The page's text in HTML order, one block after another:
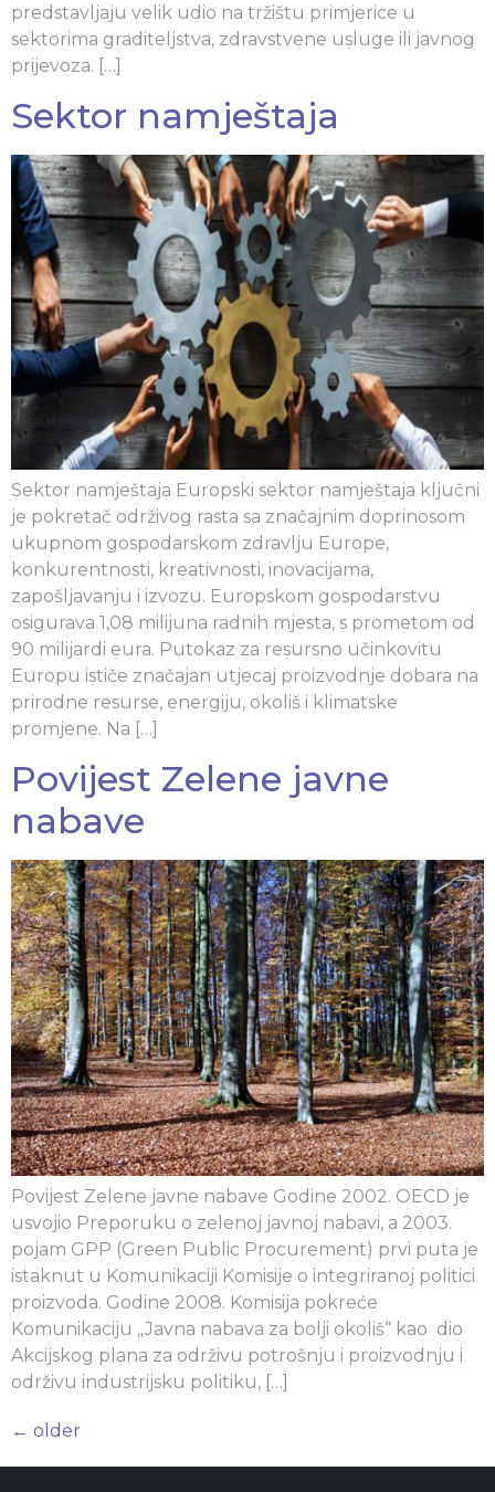
predstavljaju velik udio na tržištu primjerice u
sektorima graditeljstva, zdravstvene usluge ili javnog
prijevoza. […]
Sektor namještaja
Sektor namještaja Europski sektor namještaja ključni
je pokretač održivog rasta sa značajnim doprinosom
ukupnom gospodarskom zdravlju Europe,
konkurentnosti, kreativnosti, inovacijama,
zapošljavanju i izvozu. Europskom gospodarstvu
osigurava 1,08 milijuna radnih mjesta, s prometom od
90 milijardi eura. Putokaz za resursno učinkovitu
Europu ističe značajan utjecaj proizvodnje dobara na
prirodne resurse, energiju, okoliš i klimatske
promjene. Na […]
Povijest Zelene javne
nabave
Povijest Zelene javne nabave Godine 2002. OECD je
usvojio Preporuku o zelenoj javnoj nabavi, a 2003.
pojam GPP (Green Public Procurement) prvi puta je
istaknut u Komunikaciji Komisije o integriranoj politici
proizvoda. Godine 2008. Komisija pokreće
Komunikaciju „Javna nabava za bolji okoliš“ kao dio
Akcijskog plana za održivu potrošnju i proizvodnju i
održivu industrijsku politiku, […]
← older